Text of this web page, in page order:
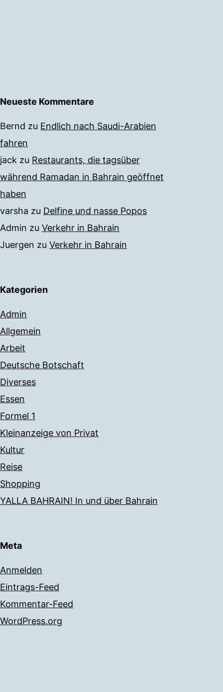
Neueste Kommentare
Bernd zu Endlich nach Saudi-Arabien
fahren
jack zu Restaurants, die tagsüber
während Ramadan in Bahrain geöffnet
haben
varsha zu Delfine und nasse Popos
Admin zu Verkehr in Bahrain
Juergen zu Verkehr in Bahrain
Kategorien
Admin
Allgemein
Arbeit
Deutsche Botschaft
Diverses
Essen
Formel 1
Kleinanzeige von Privat
Kultur
Reise
Shopping
YALLA BAHRAIN! In und über Bahrain
Meta
Anmelden
Eintrags-Feed
Kommentar-Feed
WordPress.org